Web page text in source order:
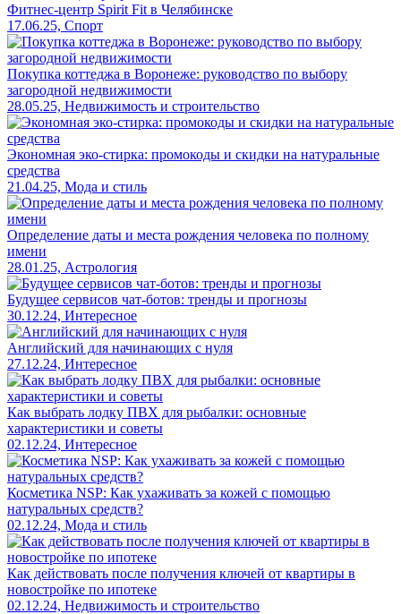
Фитнес-центр Spirit Fit в Челябинске
17.06.25, Спорт
Покупка коттеджа в Воронеже: руководство по выбору
загородной недвижимости
28.05.25, Недвижимость и строительство
Экономная эко-стирка: промокоды и скидки на натуральные
средства
21.04.25, Мода и стиль
Определение даты и места рождения человека по полному
имени
28.01.25, Астрология
Будущее сервисов чат-ботов: тренды и прогнозы
30.12.24, Интересное
Английский для начинающих с нуля
27.12.24, Интересное
Как выбрать лодку ПВХ для рыбалки: основные
характеристики и советы
02.12.24, Интересное
Косметика NSP: Как ухаживать за кожей с помощью
натуральных средств?
02.12.24, Мода и стиль
Как действовать после получения ключей от квартиры в
новостройке по ипотеке
02.12.24, Недвижимость и строительство